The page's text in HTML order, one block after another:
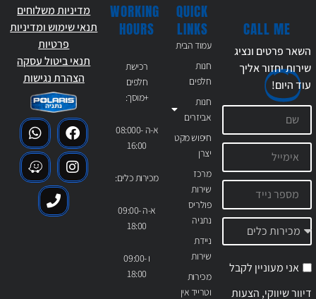
QUICK
LINKS
עמוד הבית
חנות
חלפים
חנות
אביזרים
חיפוש מקט
יצרן
מרכז
שירות
פולריס
נתניה
ניידת
שירות
מכירות
וטרייד אין
WORKING
HOURS
רכישת
חלפים
+מוסך:
א-ה 08:000-
16:00
מכירות כלים:
א-ה 09:00-
18:00
ו 09:00-
18:00
CALL ME
השאר פרטים ונציג
שירות יחזור אליך
עודהיום!
אני מעוניין לקבל
דיוור שיווקי, הצעות
מדיניות משלוחים
תנאי שימוש ומדיניות
פרטיות
תנאי ביטול עסקה
הצהרת נגישות